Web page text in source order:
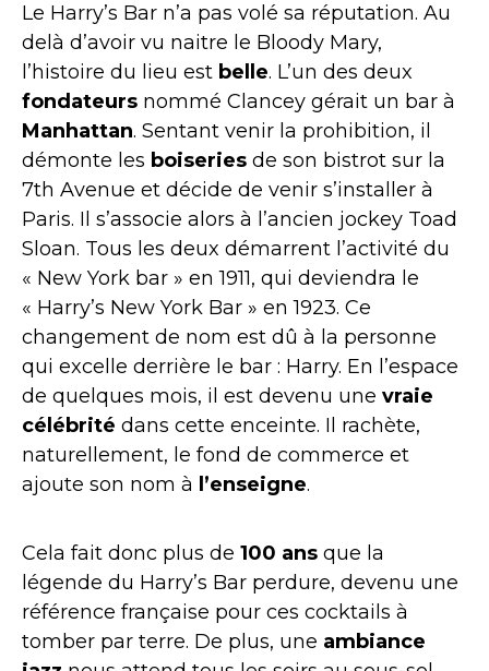
Le Harry’s Bar n’a pas volé sa réputation. Au
delà d’avoir vu naitre le Bloody Mary,
l’histoire du lieu est belle. L’un des deux
fondateurs nommé Clancey gérait un bar à
Manhattan. Sentant venir la prohibition, il
démonte les boiseries de son bistrot sur la
7th Avenue et décide de venir s’installer à
Paris. Il s’associe alors à l’ancien jockey Toad
Sloan. Tous les deux démarrent l’activité du
« New York bar » en 1911, qui deviendra le
« Harry’s New York Bar » en 1923. Ce
changement de nom est dû à la personne
qui excelle derrière le bar : Harry. En l’espace
de quelques mois, il est devenu une vraie
célébrité dans cette enceinte. Il rachète,
naturellement, le fond de commerce et
ajoute son nom à l’enseigne.
Cela fait donc plus de 100 ans que la
légende du Harry’s Bar perdure, devenu une
référence française pour ces cocktails à
tomber par terre. De plus, une ambiance